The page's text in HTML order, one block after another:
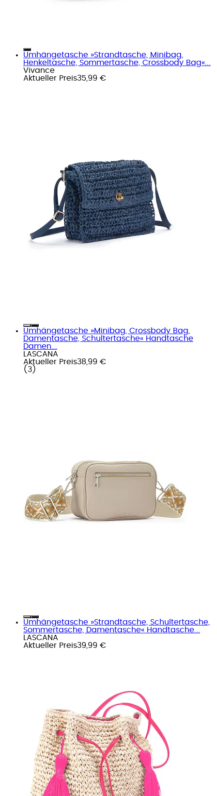
Umhängetasche »Strandtasche, Minibag,
Henkeltasche, Sommertasche, Crossbody Bag«...
Vivance
Aktueller Preis35,99 €
Umhängetasche »Minibag, Crossbody Bag,
Damentasche, Schultertasche« Handtasche
Damen...
LASCANA
Aktueller Preis38,99 €
( 3 )
Umhängetasche »Strandtasche, Schultertasche,
Sommertasche, Damentasche« Handtasche...
LASCANA
Aktueller Preis39,99 €